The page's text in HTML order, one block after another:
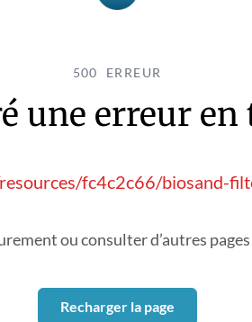
500 ERREUR
une erreur en
fc4c2c66/biosand-
ou consulter d’autres
Recharger la page